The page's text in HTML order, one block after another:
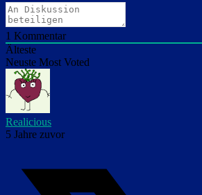
1 Kommentar
Älteste
Neuste Most Voted
Realicious
5 Jahre zuvor